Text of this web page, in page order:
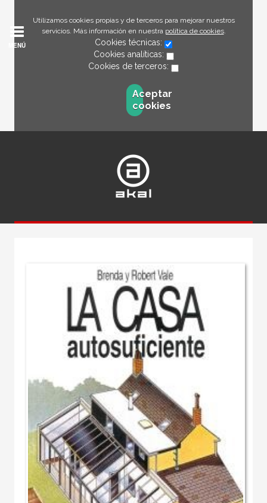
Utilizamos cookies propias y de terceros para mejorar nuestros
servicios. Más información en nuestra política de cookies.
Cookies técnicas:
Cookies analíticas:
Cookies de terceros:
Aceptar
cookies
MENÚ